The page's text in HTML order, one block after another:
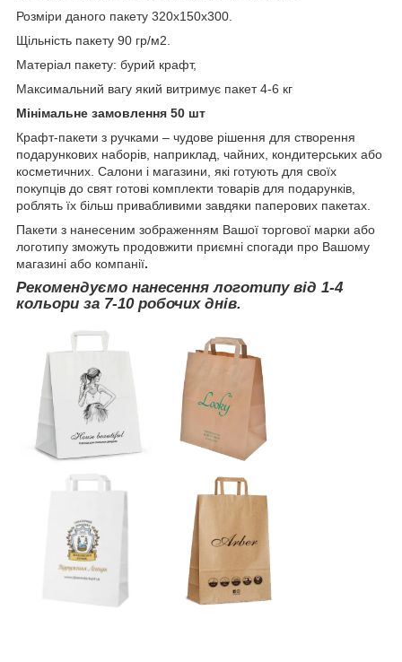
Розміри даного пакету 320х150х300.
Щільність пакету 90 гр/м2.
Матеріал пакету: бурий крафт,
Максимальний вагу який витримує пакет 4-6 кг
Мінімальне замовлення 50 шт
Крафт-пакети з ручками – чудове рішення для створення
подарункових наборів, наприклад, чайних, кондитерських або
косметичних. Салони і магазини, які готують для своїх
покупців до свят готові комплекти товарів для подарунків,
роблять їх більш привабливими завдяки паперових пакетах.
Пакети з нанесеним зображенням Вашої торгової марки або
логотипу зможуть продовжити приємні спогади про Вашому
магазині або компанії.
Рекомендуємо нанесення логотипу від 1-4
кольори за 7-10 робочих днів.